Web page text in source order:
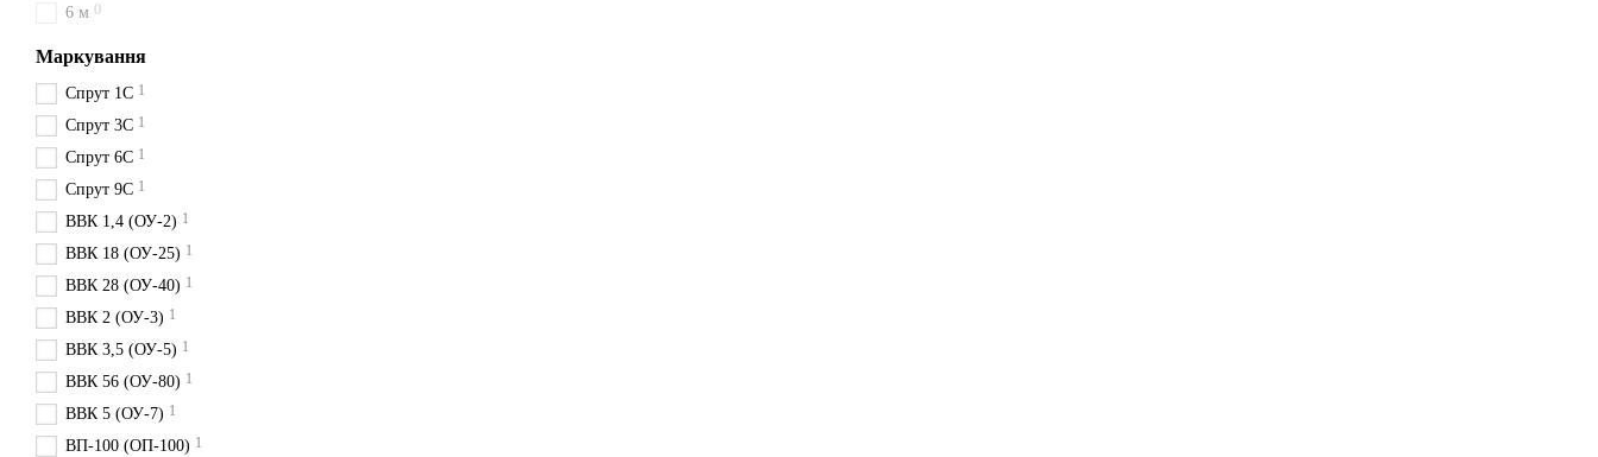
6 м 0
Маркування
Спрут 1С 1
Спрут 3С 1
Спрут 6С 1
Спрут 9С 1
ВВК 1,4 (ОУ-2) 1
ВВК 18 (ОУ-25) 1
ВВК 28 (ОУ-40) 1
ВВК 2 (ОУ-3) 1
ВВК 3,5 (ОУ-5) 1
ВВК 56 (ОУ-80) 1
ВВК 5 (ОУ-7) 1
ВП-100 (ОП-100) 1